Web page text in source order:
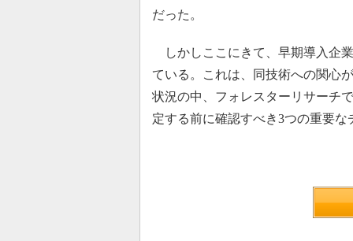
だった。
しかしここにきて、早期導入企
ている。これは、同技術への関心
状況の中、フォレスターリサーチ
定する前に確認すべき3つの重要